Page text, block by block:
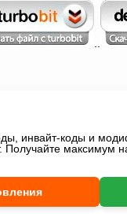
инвайт-коды и
Получайте максимум